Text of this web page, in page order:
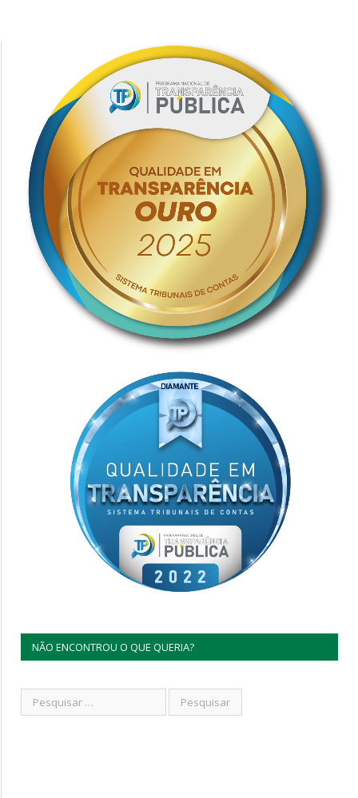
NÃO ENCONTROU O QUE QUERIA?